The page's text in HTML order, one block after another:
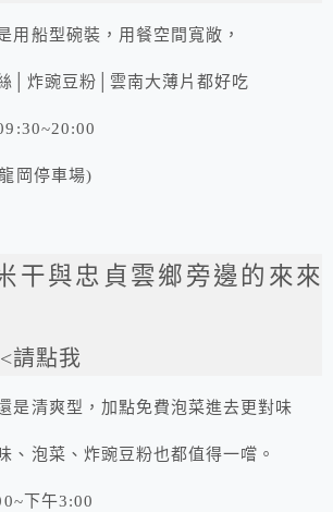
用船型碗裝，用餐空間寬敞，
│炸豌豆粉│雲南大薄片都好吃
岡停車場)
干與忠貞雲鄉旁邊的來來
請點我
是清爽型，加點免費泡菜進去更對味
、泡菜、炸豌豆粉也都值得一嚐。
下午3:00